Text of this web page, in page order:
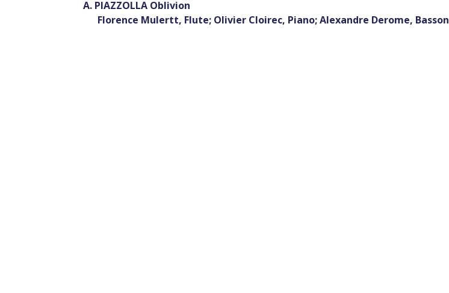
A. PIAZZOLLA Oblivion
Florence Mulertt, Flute; Olivier Cloirec, Piano; Alexandre Derome, Basson